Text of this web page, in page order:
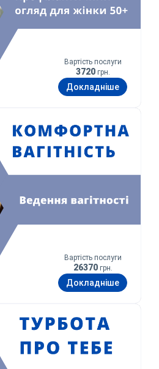
Вартість послуги
3720 грн.
Докладніше
Вартість послуги
26370 грн.
Докладніше